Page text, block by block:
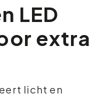
LED
extra
licht en